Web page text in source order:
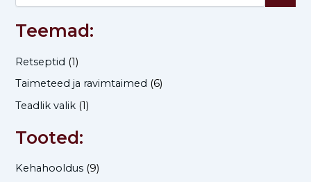
Teemad:
Retseptid (1)
Taimeteed ja ravimtaimed (6)
Teadlik valik (1)
Tooted:
Kehahooldus (9)